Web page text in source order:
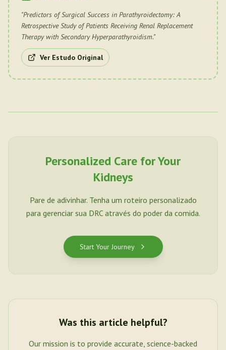
"Predictors of Surgical Success in Parathyroidectomy: A
Retrospective Study of Patients Receiving Renal Replacement
Therapy with Secondary Hyperparathyroidism."
Ver Estudo Original
Personalized Care for Your
Kidneys
Pare de adivinhar. Tenha um roteiro personalizado
para gerenciar sua DRC através do poder da comida.
Start Your Journey
Was this article helpful?
Our mission is to provide accurate, science-backed